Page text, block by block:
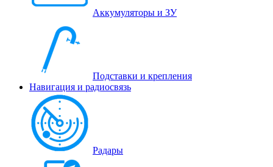
Аккумуляторы и ЗУ
Подставки и крепления
Навигация и радиосвязь
Радары